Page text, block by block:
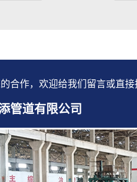
合作，欢迎给我们留言或直接
管道有限公司